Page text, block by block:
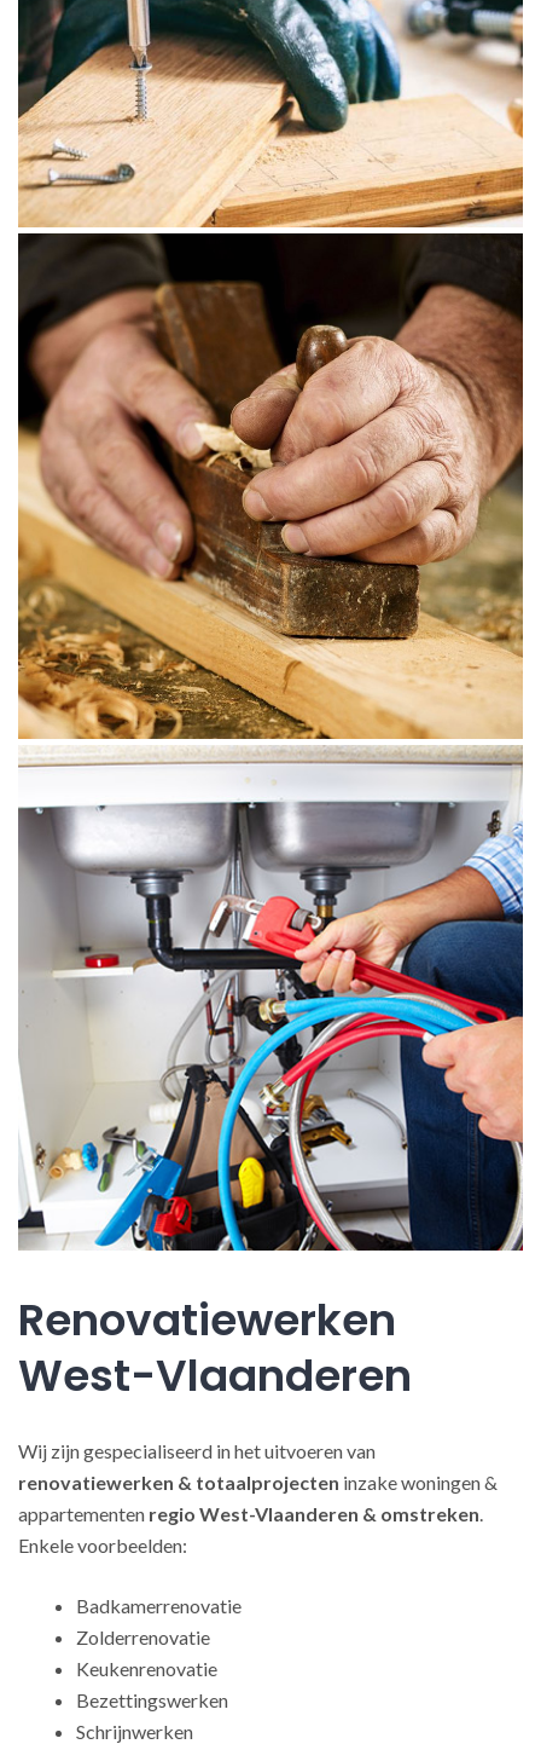
Renovatiewerken
West-Vlaanderen
Wij zijn gespecialiseerd in het uitvoeren van
renovatiewerken & totaalprojecten inzake woningen &
appartementen regio West-Vlaanderen & omstreken.
Enkele voorbeelden:
Badkamerrenovatie
Zolderrenovatie
Keukenrenovatie
Bezettingswerken
Schrijnwerken